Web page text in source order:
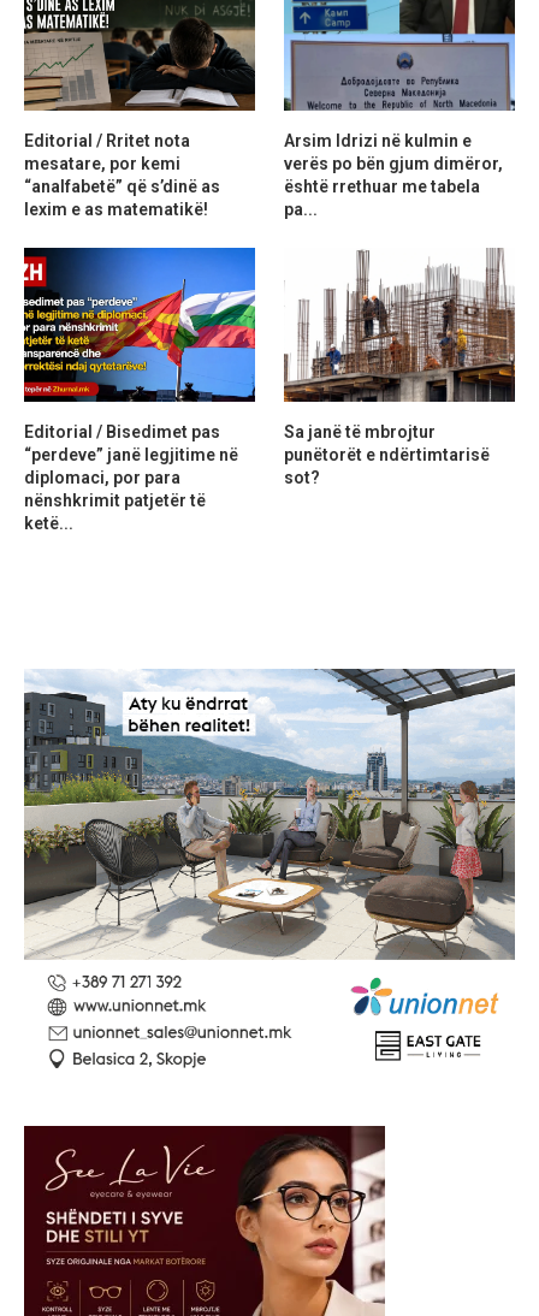
Editorial / Rritet nota
mesatare, por kemi
“analfabetë” që s’dinë as
lexim e as matematikë!
Arsim Idrizi në kulmin e
verës po bën gjum dimëror,
është rrethuar me tabela
pa...
Editorial / Bisedimet pas
“perdeve” janë legjitime në
diplomaci, por para
nënshkrimit patjetër të
ketë...
Sa janë të mbrojtur
punëtorët e ndërtimtarisë
sot?